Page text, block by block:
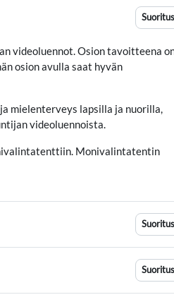
Suoritus
videoluennot. Osion tavoitteena
osion avulla saat hyvän
mielenterveys lapsilla ja nuorilla,
videoluennoista.
Monivalintatentin
Suoritus
Suoritus